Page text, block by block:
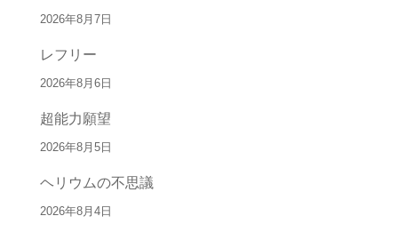
2026年8月7日
レフリー
2026年8月6日
超能力願望
2026年8月5日
ヘリウムの不思議
2026年8月4日